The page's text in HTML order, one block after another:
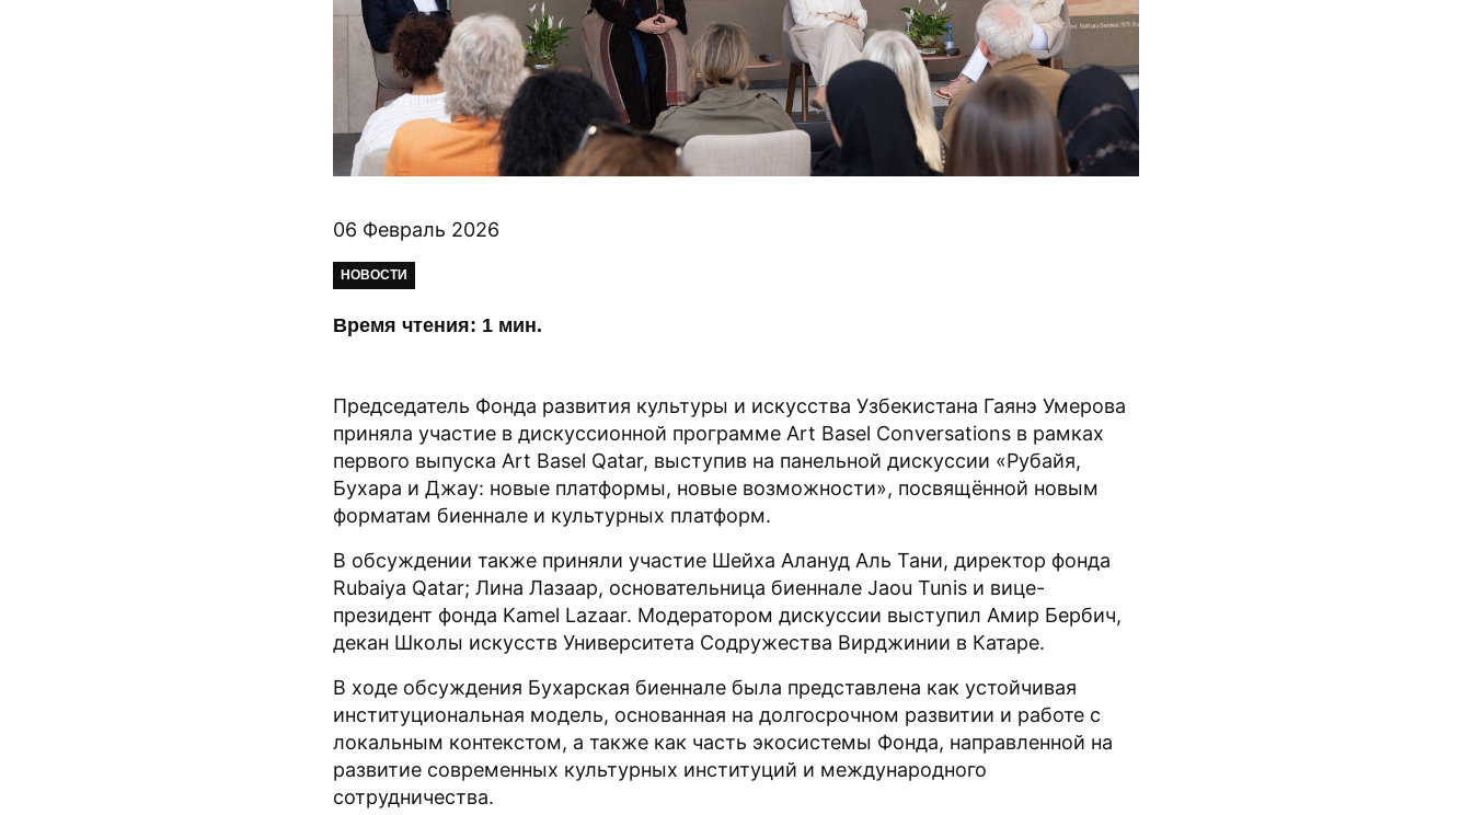
06 Февраль 2026
НОВОСТИ
Время чтения: 1 мин.
Председатель Фонда развития культуры и искусства Узбекистана Гаянэ Умерова
приняла участие в дискуссионной программе Art Basel Conversations в рамках
первого выпуска Art Basel Qatar, выступив на панельной дискуссии «Рубайя,
Бухара и Джау: новые платформы, новые возможности», посвящённой новым
форматам биеннале и культурных платформ.
В обсуждении также приняли участие Шейха Алануд Аль Тани, директор фонда
Rubaiya Qatar; Лина Лазаар, основательница биеннале Jaou Tunis и вице-
президент фонда Kamel Lazaar. Модератором дискуссии выступил Амир Бербич,
декан Школы искусств Университета Содружества Вирджинии в Катаре.
В ходе обсуждения Бухарская биеннале была представлена как устойчивая
институциональная модель, основанная на долгосрочном развитии и работе с
локальным контекстом, а также как часть экосистемы Фонда, направленной на
развитие современных культурных институций и международного
сотрудничества.